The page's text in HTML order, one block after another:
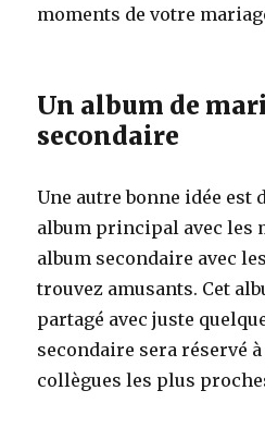
moments de votre
Un album de
secondaire
Une autre bonne idée est
album principal avec les
album secondaire avec
trouvez amusants. Cet
partagé avec juste
secondaire sera réservé
collègues les plus